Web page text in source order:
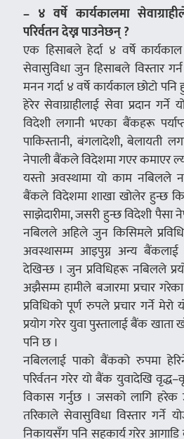
– ४ वर्षे कार्यकालमा
परिर्वतन देख्न पाउनेछन् ?
एक हिसाबले हेर्दा ४ वर्षे
सेवासुविधा जुन हिसाबले विस्तार
मनन गर्दा ४ वर्षे कार्यकाल छोटो
हेरेर सेवाग्राहीलाई सेवा प्रदान गर्ने
विदेशी लगानी भएका बैंकहरू
पाकिस्तानी, बंगलादेशी, बेलायती
नेपाली बैंकले विदेशमा गएर कमाएर
यस्तो अवस्थामा यो काम
बैंकले विदेशमा शाखा खोलेर हुन्छ
साझेदारीमा, जसरी हुन्छ विदेशी पैसा
नबिलले अहिले जुन किसिमले
अवस्थासम्म आइपुग्न अन्य बैंकलाई
देखिन्छ । जुन प्रविधिहरू नबिलले
अझैसम्म हामीले बजारमा प्रचार
प्रविधिको पूर्ण रुपले प्रचार गर्ने मेरो
प्रयोग गरेर युवा पुस्तालाई बैंक खाता
पनि छ ।
नबिललाई पाको बैंकको रुपमा
परिर्वतन गरेर यो बैंक युवादेखि
विकास गर्नुछ । जसको लागि
तरिकाले सेवासुविधा विस्तार गर्ने
निकायसँग पनि सहकार्य गरेर